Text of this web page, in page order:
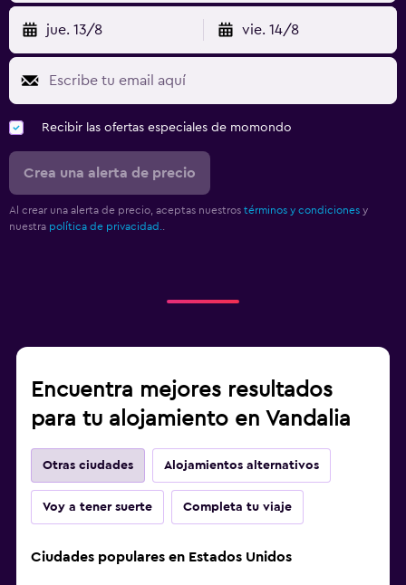
jue. 13/8 vie. 14/8
Recibir las ofertas especiales de momondo
Crea una alerta de precio
Al crear una alerta de precio, aceptas nuestros términos y condiciones y
nuestra política de privacidad.
Encuentra mejores resultados
para tu alojamiento en Vandalia
Otras ciudades Alojamientos alternativos
Voy a tener suerte Completa tu viaje
Ciudades populares en Estados Unidos